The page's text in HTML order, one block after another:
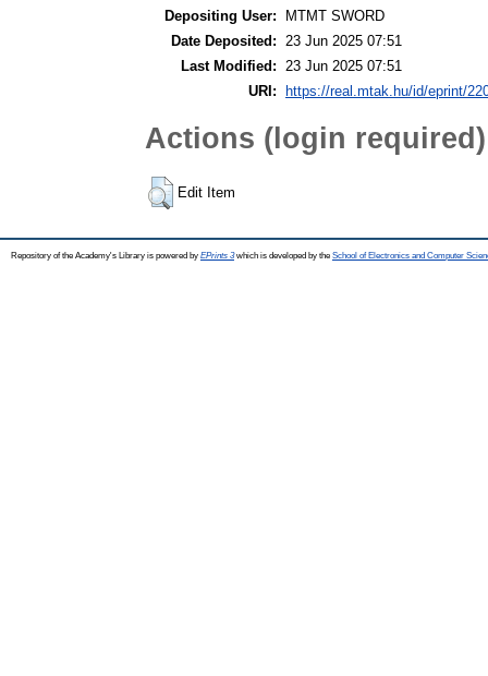
Depositing User:
MTMT SWORD
Date Deposited:
23 Jun 2025 07:51
Last Modified:
23 Jun 2025 07:51
URI:
https://real.mtak.hu/id/eprint/
Actions (login required)
Edit Item
Repository of the Academy's Library is powered by EPrints 3which is developed by the School of Electronics and Computer